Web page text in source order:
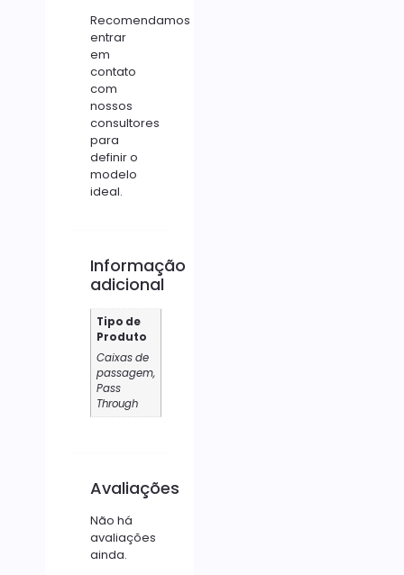
Recomendamos
entrar
em
contato
com
nossos
consultores
para
definir o
modelo
ideal.
Informação
adicional
Tipo de
Produto
Caixas de
passagem,
Pass
Through
Avaliações
Não há
avaliações
ainda.